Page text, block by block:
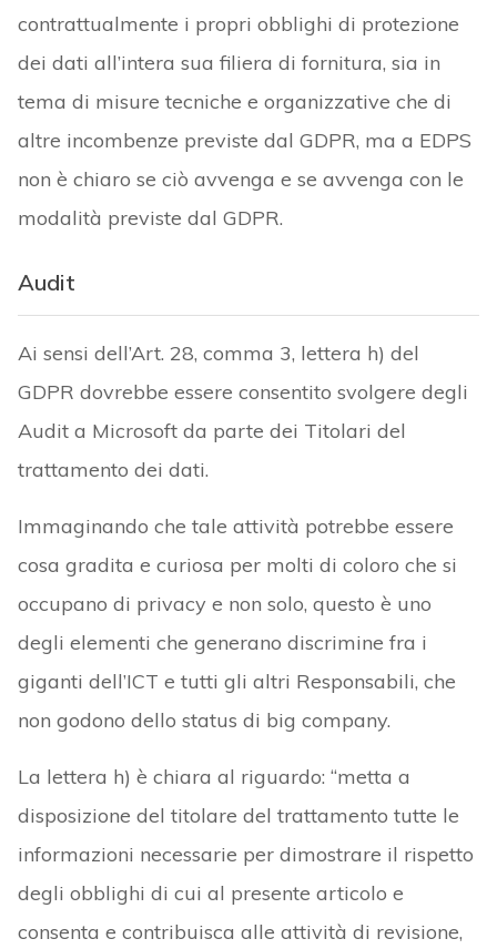
contrattualmente i propri obblighi di protezione
dei dati all’intera sua filiera di fornitura, sia in
tema di misure tecniche e organizzative che di
altre incombenze previste dal GDPR, ma a EDPS
non è chiaro se ciò avvenga e se avvenga con le
modalità previste dal GDPR.
Audit
Ai sensi dell’Art. 28, comma 3, lettera h) del
GDPR dovrebbe essere consentito svolgere degli
Audit a Microsoft da parte dei Titolari del
trattamento dei dati.
Immaginando che tale attività potrebbe essere
cosa gradita e curiosa per molti di coloro che si
occupano di privacy e non solo, questo è uno
degli elementi che generano discrimine fra i
giganti dell’ICT e tutti gli altri Responsabili, che
non godono dello status di big company.
La lettera h) è chiara al riguardo: “metta a
disposizione del titolare del trattamento tutte le
informazioni necessarie per dimostrare il rispetto
degli obblighi di cui al presente articolo e
consenta e contribuisca alle attività di revisione,